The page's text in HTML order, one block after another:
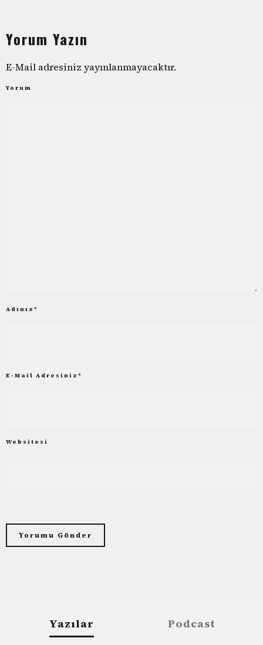
Yorum Yazın
E-Mail adresiniz yayınlanmayacaktır.
Yorum
Adınız *
E-Mail Adresiniz *
Websitesi
Yazılar Podcast